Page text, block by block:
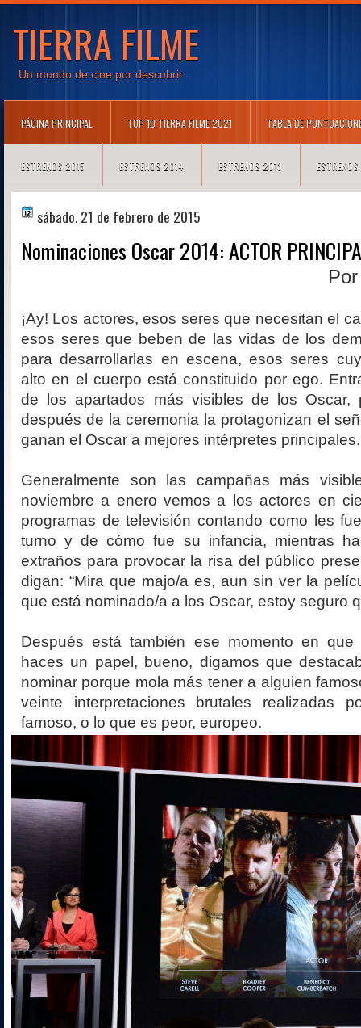
TIERRA FILME
Un mundo de cine por descubrir
PÁGINA PRINCIPAL TOP 10 TIERRA FILME 2021 TABLA DE
ESTRENOS 2015 ESTRENOS 2014 ESTRENOS 2013
sábado, 21 de febrero de 2015
Nominaciones Oscar 2014: ACTOR
¡Ay! Los actores, esos seres que necesitan el
esos seres que beben de las vidas de los
para desarrollarlas en escena, esos seres
alto en el cuerpo está constituido por ego.
de los apartados más visibles de los Oscar,
después de la ceremonia la protagonizan el
ganan el Oscar a mejores intérpretes principales.
Generalmente son las campañas más
noviembre a enero vemos a los actores en
programas de televisión contando como les
turno y de cómo fue su infancia, mientras
extraños para provocar la risa del público
digan: “Mira que majo/a es, aun sin ver la
que está nominado/a a los Oscar, estoy seguro
Después está también ese momento en
haces un papel, bueno, digamos que
nominar porque mola más tener a alguien
veinte interpretaciones brutales realizadas
famoso, o lo que es peor, europeo.